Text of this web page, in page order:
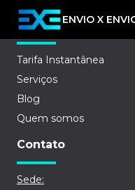
ENVIO X
Empresa
Tarifa Instantânea
Serviços
Blog
Quem somos
Contato
Sede: